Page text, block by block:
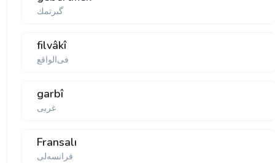
گبرتمك
filvâkî
فی‌الواقع
garbî
غربی
Fransalı
فرانسه‌لی